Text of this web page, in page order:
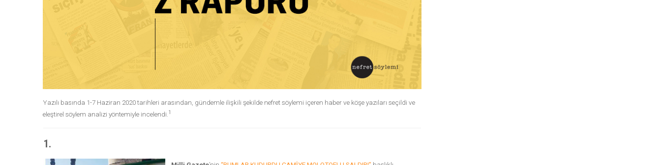
Yazılı basında 1-7 Haziran 2020 tarihleri arasından, gündemle ilişkili şekilde nefret söylemi içeren haber ve köşe yazıları seçildi ve
eleştirel söylem analizi yöntemiyle incelendi. 1
1.